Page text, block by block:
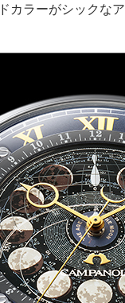
ラーがシックな